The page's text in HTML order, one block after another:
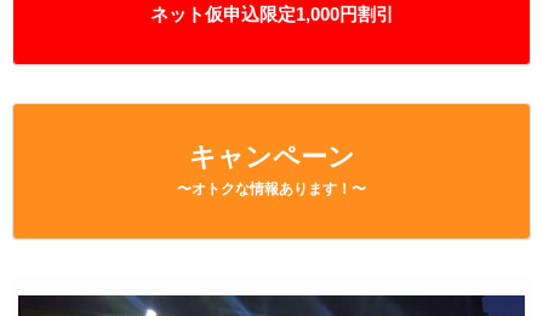
ネット仮申込限定1,000円割引
キャンペーン
〜オトクな情報あります！〜